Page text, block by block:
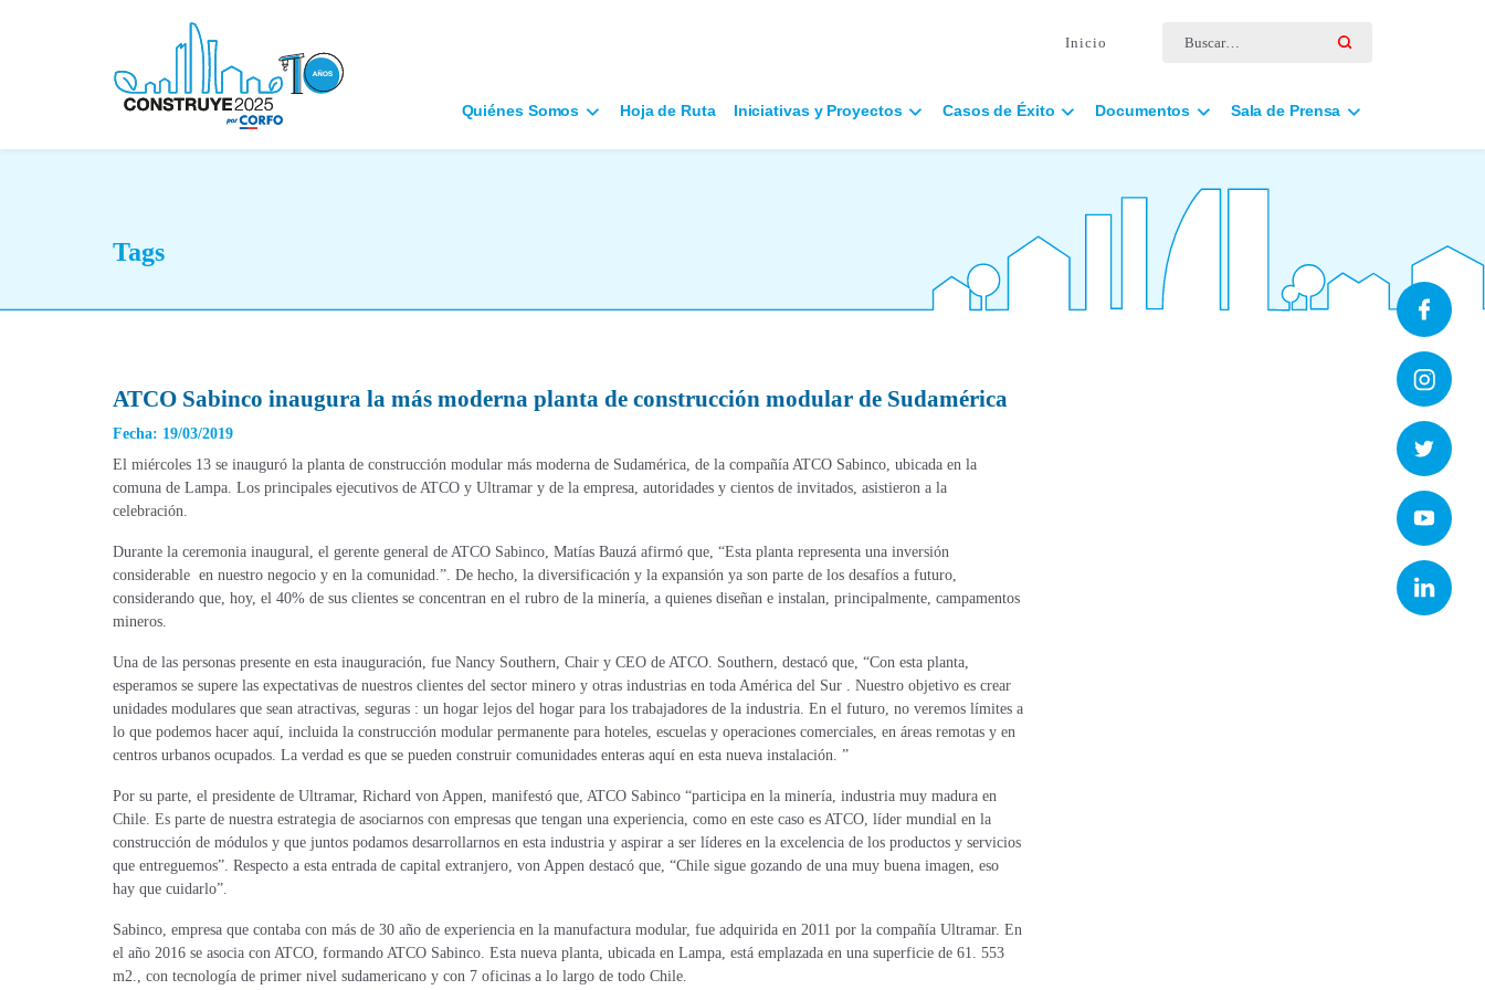
Buscar por:
Inicio
Quiénes Somos Hoja de Ruta Iniciativas y Proyectos Casos de Éxito Documentos Sala de Prensa
Tags
ATCO Sabinco inaugura la más moderna planta de construcción modular de Sudamérica
Fecha: 19/03/2019
El miércoles 13 se inauguró la planta de construcción modular más moderna de Sudamérica, de la compañía ATCO Sabinco, ubicada en la
comuna de Lampa. Los principales ejecutivos de ATCO y Ultramar y de la empresa, autoridades y cientos de invitados, asistieron a la
celebración.
Durante la ceremonia inaugural, el gerente general de ATCO Sabinco, Matías Bauzá afirmó que, “Esta planta representa una inversión
considerable en nuestro negocio y en la comunidad.”. De hecho, la diversificación y la expansión ya son parte de los desafíos a futuro,
considerando que, hoy, el 40% de sus clientes se concentran en el rubro de la minería, a quienes diseñan e instalan, principalmente, campamentos
mineros.
Una de las personas presente en esta inauguración, fue Nancy Southern, Chair y CEO de ATCO. Southern, destacó que, “Con esta planta,
esperamos se supere las expectativas de nuestros clientes del sector minero y otras industrias en toda América del Sur . Nuestro objetivo es crear
unidades modulares que sean atractivas, seguras : un hogar lejos del hogar para los trabajadores de la industria. En el futuro, no veremos límites a
lo que podemos hacer aquí, incluida la construcción modular permanente para hoteles, escuelas y operaciones comerciales, en áreas remotas y en
centros urbanos ocupados. La verdad es que se pueden construir comunidades enteras aquí en esta nueva instalación. ”
Por su parte, el presidente de Ultramar, Richard von Appen, manifestó que, ATCO Sabinco “participa en la minería, industria muy madura en
Chile. Es parte de nuestra estrategia de asociarnos con empresas que tengan una experiencia, como en este caso es ATCO, líder mundial en la
construcción de módulos y que juntos podamos desarrollarnos en esta industria y aspirar a ser líderes en la excelencia de los productos y servicios
que entreguemos”. Respecto a esta entrada de capital extranjero, von Appen destacó que, “Chile sigue gozando de una muy buena imagen, eso
hay que cuidarlo”.
Sabinco, empresa que contaba con más de 30 año de experiencia en la manufactura modular, fue adquirida en 2011 por la compañía Ultramar. En
el año 2016 se asocia con ATCO, formando ATCO Sabinco. Esta nueva planta, ubicada en Lampa, está emplazada en una superficie de 61. 553
m2., con tecnología de primer nivel sudamericano y con 7 oficinas a lo largo de todo Chile.